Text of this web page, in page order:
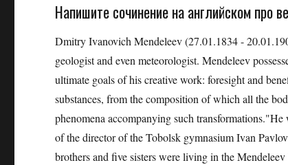
Напишите сочинение на английском про
Dmitry Ivanovich Mendeleev (27.01.1834 -
geologist and even meteorologist. Mendeleev
ultimate goals of his creative work: foresight and
substances, from the composition of which all the
phenomena accompanying such
of the director of the Tobolsk gymnasium Ivan
brothers and five sisters were living in the